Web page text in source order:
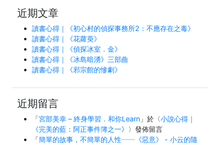
近期文章
讀書心得｜《初心村的偵探事務所2：不應存在之毒》
讀書心得｜《花蘿萸》
讀書心得｜《偵探冰室．金》
讀書心得｜《冰島暗湧》三部曲
讀書心得｜《邪宗館的慘劇》
近期留言
「宮部美幸 – 終身學習．和你Learn 」於〈小說心得｜
《完美的藍：阿正事件簿之一》 〉發佈留言
「簡單的故事，不簡單的人性──《惡意》 - 小云的隨